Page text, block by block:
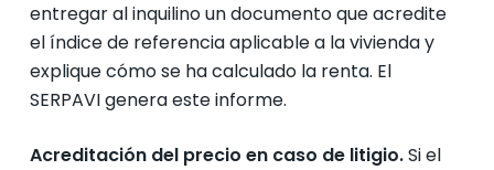
entregar al inquilino un documento que acredite
el índice de referencia aplicable a la vivienda y
explique cómo se ha calculado la renta. El
SERPAVI genera este informe.
Acreditación del precio en caso de litigio.Si el